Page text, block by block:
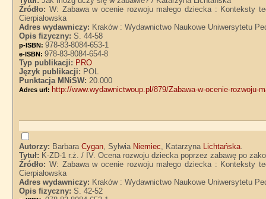
Źródło: W: Zabawa w ocenie rozwoju małego dziecka : Konteksty
Cierpiałowska
Adres wydawniczy: Kraków : Wydawnictwo Naukowe Uniwersytetu
Opis fizyczny:S. 44-58
p-ISBN:978-83-8084-653-1
e-ISBN:978-83-8084-654-8
Typ publikacji: PRO
Język publikacji: POL
Punktacja MNiSW:20.000
Adres url: http://www.wydawnictwoup.pl/879/Zabawa-w-ocenie-
Autorzy: BarbaraCygan, Sylwia Niemiec, Katarzyna Lichtańska.
Tytuł: K-ZD-1 r.ż. / IV. Ocena rozwoju dziecka poprzez zabawę po
Źródło: W: Zabawa w ocenie rozwoju małego dziecka : Konteksty
Cierpiałowska
Adres wydawniczy: Kraków : Wydawnictwo Naukowe Uniwersytetu
Opis fizyczny:S. 42-52